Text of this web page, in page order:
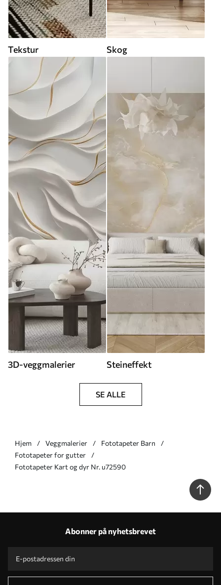
Tekstur Skog
3D-veggmalerier Steineffekt
SE ALLE
Hjem Veggmalerier
Fototapeter Barn
Fototapeter for gutter
Fototapeter Kart og dyr Nr. u72590
Abonner på nyhetsbrevet